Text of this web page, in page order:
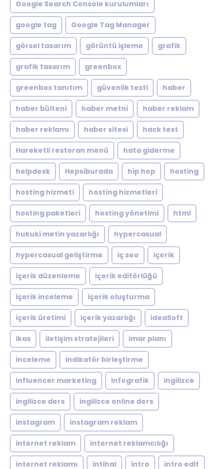
Google Search Console kurulumları
google tag Google Tag Manager
görsel tasarım görüntü işleme grafik
grafik tasarım greenbox
greenbox tanıtım güvenlik testi haber
haber bülteni haber metni haber reklam
haber reklamı haber sitesi hack test
Hareketli restoran menü hata giderme
helpdesk Hepsiburada hip hop hosting
hosting hizmeti hosting hizmetleri
hosting paketleri hosting yönetimi html
hukuki metin yazarlığı hypercasual
hypercasual geliştirme iç seo içerik
içerik düzenleme içerik editörlüğü
içerik inceleme içerik oluşturma
içerik üretimi içerik yazarlığı ideaSoft
ikas iletişim stratejileri imar planı
inceleme indikatör birleştirme
influencer marketing infografik ingilizce
ingilizce ders ingilizce online ders
instagram instagram reklam
internet reklam internet reklamcılığı
internet reklamı intihal intro intro edit